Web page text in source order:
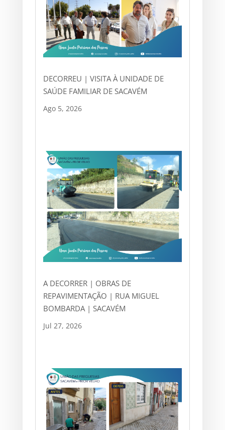
DECORREU | VISITA À UNIDADE DE
SAÚDE FAMILIAR DE SACAVÉM
Ago 5, 2026
A DECORRER | OBRAS DE
REPAVIMENTAÇÃO | RUA MIGUEL
BOMBARDA | SACAVÉM
Jul 27, 2026